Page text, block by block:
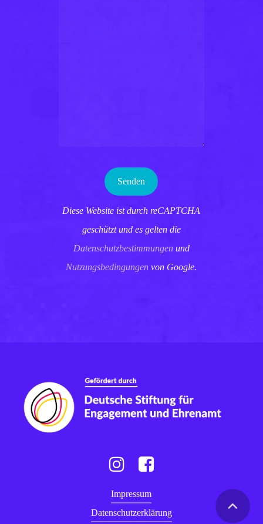
Diese Website ist durch reCAPTCHA
geschützt und es gelten die
Datenschutzbestimmungenund
Nutzungsbedingungen von Google.
InstagramFacebook
Impressum
Datenschutzerklärung